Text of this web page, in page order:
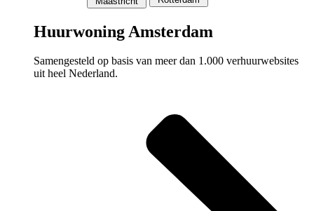
Huurwoning Amsterdam
Samengesteld op basis van meer dan 1.000 verhuurwebsites
uit heel Nederland.